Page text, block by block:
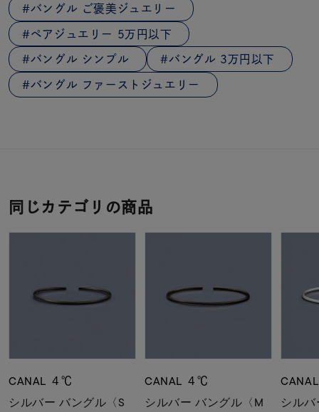
バングル ご褒美ジュエリー
ペアジュエリー 5万円以下
バングル シンプル バングル 3万円以下
バングル ファーストジュエリー
同じカテゴリの商品
CANAL ４℃
シルバー バングル〈S
CANAL ４℃
シルバー バングル〈M
シル